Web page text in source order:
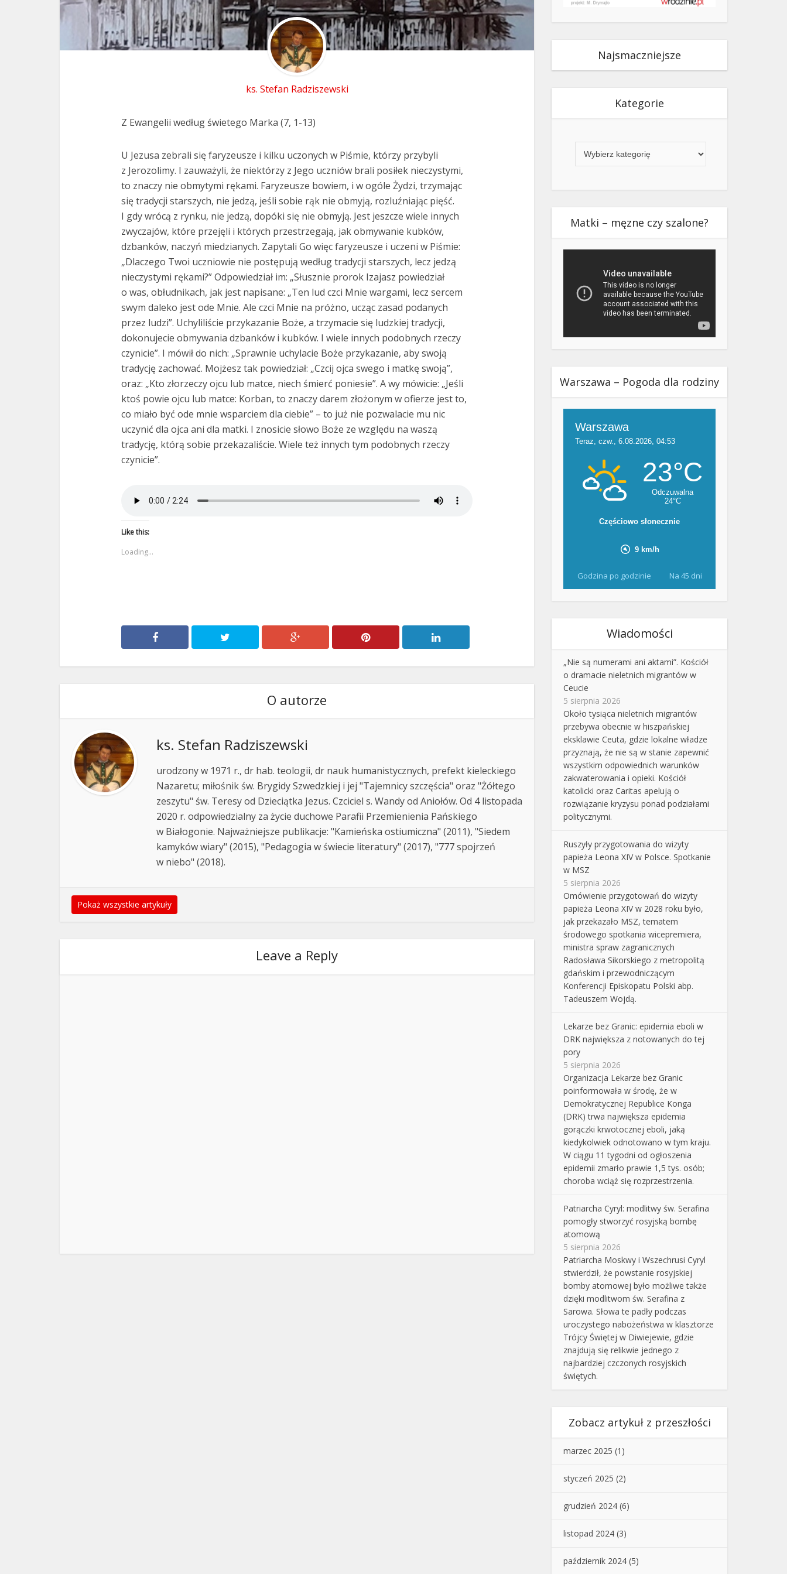
ks. Stefan Radziszewski
Z Ewangelii według świetego Marka (7, 1-13)
U Jezusa zebrali się faryzeusze i kilku uczonych w Piśmie, którzy przybyli
z Jerozolimy. I zauważyli, że niektórzy z Jego uczniów brali posiłek nieczystymi,
to znaczy nie obmytymi rękami. Faryzeusze bowiem, i w ogóle Żydzi, trzymając
się tradycji starszych, nie jedzą, jeśli sobie rąk nie obmyją, rozluźniając pięść.
I gdy wrócą z rynku, nie jedzą, dopóki się nie obmyją. Jest jeszcze wiele innych
zwyczajów, które przejęli i których przestrzegają, jak obmywanie kubków,
dzbanków, naczyń miedzianych. Zapytali Go więc faryzeusze i uczeni w Piśmie:
„Dlaczego Twoi uczniowie nie postępują według tradycji starszych, lecz jedzą
nieczystymi rękami?” Odpowiedział im: „Słusznie prorok Izajasz powiedział
o was, obłudnikach, jak jest napisane: „Ten lud czci Mnie wargami, lecz sercem
swym daleko jest ode Mnie. Ale czci Mnie na próżno, ucząc zasad podanych
przez ludzi”. Uchyliliście przykazanie Boże, a trzymacie się ludzkiej tradycji,
dokonujecie obmywania dzbanków i kubków. I wiele innych podobnych rzeczy
czynicie”. I mówił do nich: „Sprawnie uchylacie Boże przykazanie, aby swoją
tradycję zachować. Mojżesz tak powiedział: „Czcij ojca swego i matkę swoją”,
oraz: „Kto złorzeczy ojcu lub matce, niech śmierć poniesie”. A wy mówicie: „Jeśli
ktoś powie ojcu lub matce: Korban, to znaczy darem złożonym w ofierze jest to,
co miało być ode mnie wsparciem dla ciebie” – to już nie pozwalacie mu nic
uczynić dla ojca ani dla matki. I znosicie słowo Boże ze względu na waszą
tradycję, którą sobie przekazaliście. Wiele też innych tym podobnych rzeczy
czynicie”.
Like this:
Loading...
O autorze
ks. Stefan Radziszewski
urodzony w 1971 r., dr hab. teologii, dr nauk humanistycznych, prefekt kieleckiego
Nazaretu; miłośnik św. Brygidy Szwedzkiej i jej "Tajemnicy szczęścia" oraz "Żółtego
zeszytu" św. Teresy od Dzieciątka Jezus. Czciciel s. Wandy od Aniołów. Od 4 listopada
2020 r. odpowiedzialny za życie duchowe Parafii Przemienienia Pańskiego
w Białogonie. Najważniejsze publikacje: "Kamieńska ostiumiczna" (2011), "Siedem
kamyków wiary" (2015), "Pedagogia w świecie literatury" (2017), "777 spojrzeń
w niebo" (2018).
Pokaż wszystkie artykuły
Leave a Reply
Najsmaczniejsze
Kategorie
Matki – męzne czy szalone?
Warszawa – Pogoda dla rodziny
Godzina po godzinie Na 45 dni
Wiadomości
„Nie są numerami ani aktami”. Kościół
o dramacie nieletnich migrantów w
Ceucie
5 sierpnia 2026
Około tysiąca nieletnich migrantów
przebywa obecnie w hiszpańskiej
eksklawie Ceuta, gdzie lokalne władze
przyznają, że nie są w stanie zapewnić
wszystkim odpowiednich warunków
zakwaterowania i opieki. Kościół
katolicki oraz Caritas apelują o
rozwiązanie kryzysu ponad podziałami
politycznymi.
Ruszyły przygotowania do wizyty
papieża Leona XIV w Polsce. Spotkanie
w MSZ
5 sierpnia 2026
Omówienie przygotowań do wizyty
papieża Leona XIV w 2028 roku było,
jak przekazało MSZ, tematem
środowego spotkania wicepremiera,
ministra spraw zagranicznych
Radosława Sikorskiego z metropolitą
gdańskim i przewodniczącym
Konferencji Episkopatu Polski abp.
Tadeuszem Wojdą.
Lekarze bez Granic: epidemia eboli w
DRK największa z notowanych do tej
pory
5 sierpnia 2026
Organizacja Lekarze bez Granic
poinformowała w środę, że w
Demokratycznej Republice Konga
(DRK) trwa największa epidemia
gorączki krwotocznej eboli, jaką
kiedykolwiek odnotowano w tym kraju.
W ciągu 11 tygodni od ogłoszenia
epidemii zmarło prawie 1,5 tys. osób;
choroba wciąż się rozprzestrzenia.
Patriarcha Cyryl: modlitwy św. Serafina
pomogły stworzyć rosyjską bombę
atomową
5 sierpnia 2026
Patriarcha Moskwy i Wszechrusi Cyryl
stwierdził, że powstanie rosyjskiej
bomby atomowej było możliwe także
dzięki modlitwom św. Serafina z
Sarowa. Słowa te padły podczas
uroczystego nabożeństwa w klasztorze
Trójcy Świętej w Diwiejewie, gdzie
znajdują się relikwie jednego z
najbardziej czczonych rosyjskich
świętych.
Zobacz artykuł z przeszłości
marzec 2025 (1)
styczeń 2025 (2)
grudzień 2024 (6)
listopad 2024 (3)
październik 2024 (5)